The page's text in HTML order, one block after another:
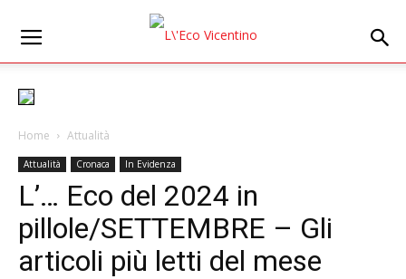
Home Attualità
Attualità Cronaca In Evidenza
L’… Eco del 2024 in
pillole/SETTEMBRE – Gli
articoli più letti del mese